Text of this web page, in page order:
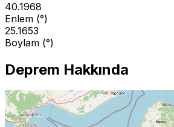
40.1968
Enlem (°)
25.1653
Boylam (°)
Deprem Hakkında